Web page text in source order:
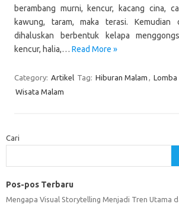
berambang murni, kencur, kacang cina,
kawung, taram, maka terasi. Kemudian
dihaluskan berbentuk kelapa
kencur, halia,… Read More »
Category: Artikel Tag: Hiburan Malam , Lomba
Wisata Malam
Cari
Pos-pos Terbaru
Mengapa Visual Storytelling Menjadi Tren Utama